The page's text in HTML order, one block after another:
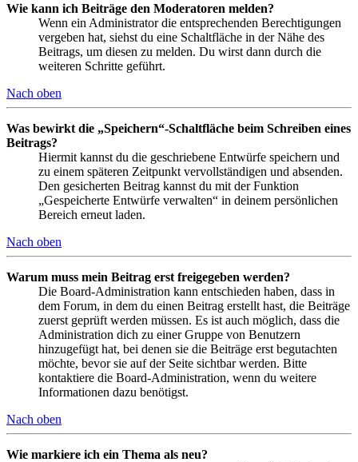
Wie kann ich Beiträge den Moderatoren melden?
Wenn ein Administrator die entsprechenden Berechtigungen
vergeben hat, siehst du eine Schaltfläche in der Nähe des
Beitrags, um diesen zu melden. Du wirst dann durch die
weiteren Schritte geführt.
Nach oben
Was bewirkt die „Speichern“-Schaltfläche beim Schreiben eines
Beitrags?
Hiermit kannst du die geschriebene Entwürfe speichern und
zu einem späteren Zeitpunkt vervollständigen und absenden.
Den gesicherten Beitrag kannst du mit der Funktion
„Gespeicherte Entwürfe verwalten“ in deinem persönlichen
Bereich erneut laden.
Nach oben
Warum muss mein Beitrag erst freigegeben werden?
Die Board-Administration kann entschieden haben, dass in
dem Forum, in dem du einen Beitrag erstellt hast, die Beiträge
zuerst geprüft werden müssen. Es ist auch möglich, dass die
Administration dich zu einer Gruppe von Benutzern
hinzugefügt hat, bei denen sie die Beiträge erst begutachten
möchte, bevor sie auf der Seite sichtbar werden. Bitte
kontaktiere die Board-Administration, wenn du weitere
Informationen dazu benötigst.
Nach oben
Wie markiere ich ein Thema als neu?